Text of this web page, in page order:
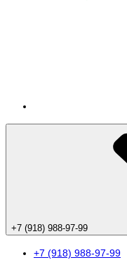
+7 (918) 988-97-99
+7 (918) 988-97-99